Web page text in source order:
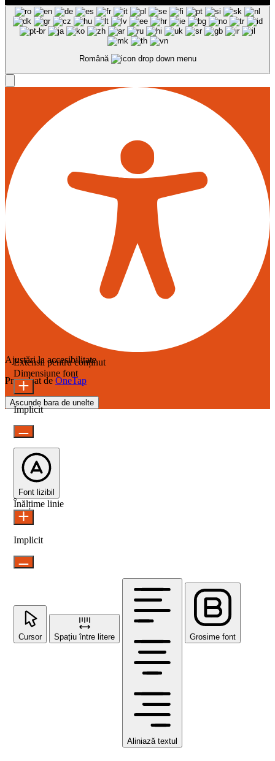
Română
Ajustări la accesibilitate
Propulsat de OneTap
Ascunde bara de unelte
Extensii pentru conținut
Dimensiune font
Implicit
Font lizibil
Înălțime linie
Implicit
Cursor Spațiu între litere
Aliniază textul
Grosime font